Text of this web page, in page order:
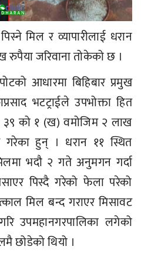
मिल र व्यापारीलाई धरान
जरिवाना तोकेको छ ।
आधारमा बिहिबार प्रमुख
भटट्राईले उपभोक्ता हित
को १ (ख) वमोजिम २ लाख
गरेका हुन् । धरान ११ स्थित
भदौ २ गते अनुमगन गर्दा
पिस्दै गरेको फेला परेको
मिल बन्द गराएर मिसावट
उपमहानगरपालिका लगेको
छोडेको थियो ।